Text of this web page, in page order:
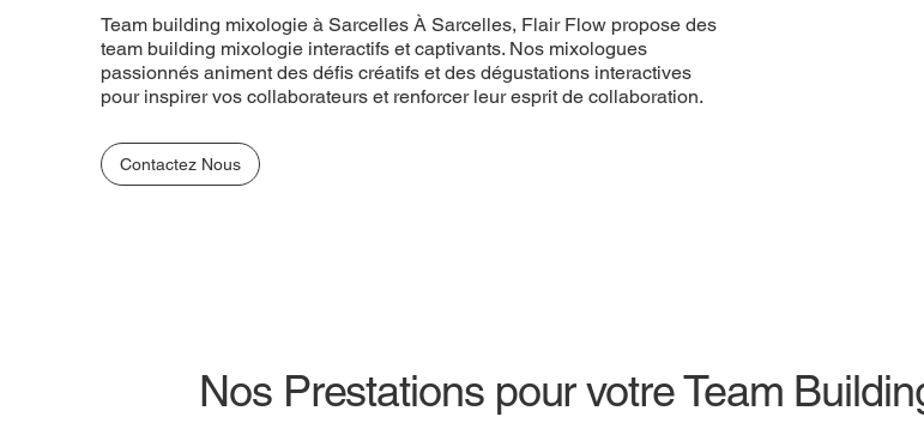
Team building mixologie à Sarcelles À Sarcelles, Flair Flow propose des
team building mixologie interactifs et captivants. Nos mixologues
passionnés animent des défis créatifs et des dégustations interactives
pour inspirer vos collaborateurs et renforcer leur esprit de collaboration.
Contactez Nous
Nos Prestations pour votre Team